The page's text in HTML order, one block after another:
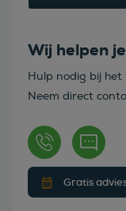
Wij helpen
Hulp nodig bij
Neem direct
Gratis